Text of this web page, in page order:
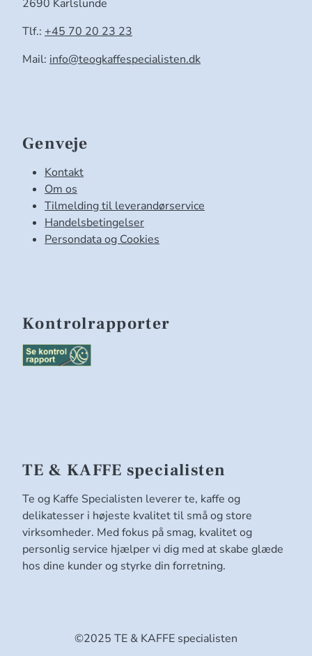
2690 Karlslunde
Tlf.: +45 70 20 23 23
Mail: info@teogkaffespecialisten.dk
Genveje
Kontakt
Om os
Tilmelding til leverandørservice
Handelsbetingelser
Persondata og Cookies
Kontrolrapporter
TE & KAFFE specialisten
Te og Kaffe Specialisten leverer te, kaffe og
delikatesser i højeste kvalitet til små og store
virksomheder. Med fokus på smag, kvalitet og
personlig service hjælper vi dig med at skabe glæde
hos dine kunder og styrke din forretning.
©2025 TE & KAFFE specialisten